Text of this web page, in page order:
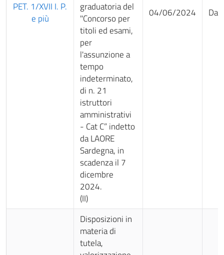
PET. 1/XVII I. P.
e più
graduatoria del
"Concorso per
titoli ed esami,
per
l'assunzione a
tempo
indeterminato,
di n. 21
istruttori
amministrativi
- Cat C” indetto
da LAORE
Sardegna, in
scadenza il 7
dicembre
2024.
(II)
04/06/2024 Da
Disposizioni in
materia di
tutela,